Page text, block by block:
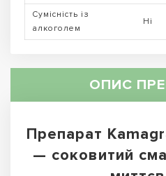
Сумісність із
алкоголем
Ні
ОПИС
Препарат
— соковитий